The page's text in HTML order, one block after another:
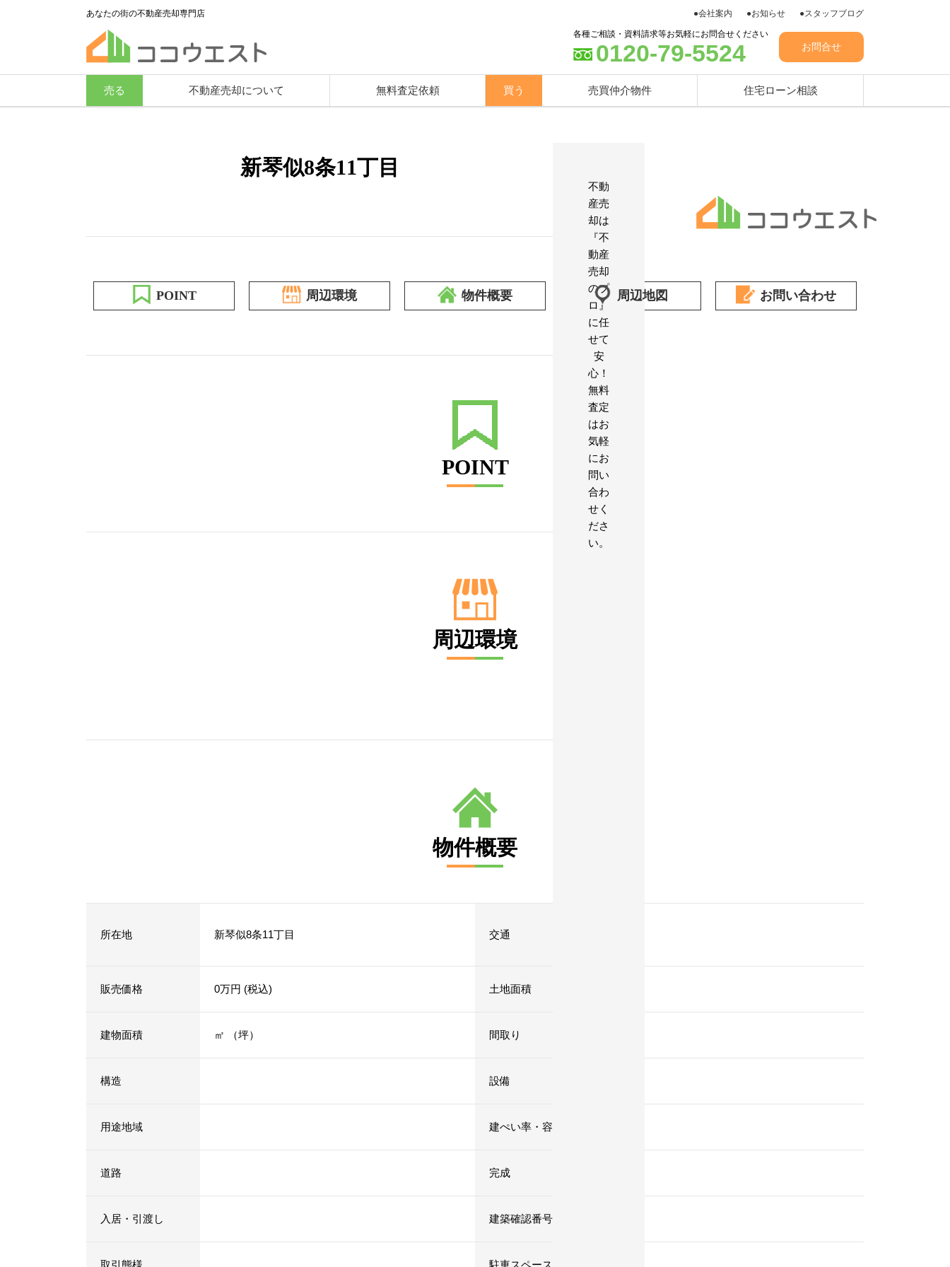
あなたの街の不動産売却専門店 ●会社案内 ●お知らせ ●スタッフブログ
各種ご相談・資料請求等お気軽にお問合せください
0120-79-5524 お問合せ
売る 不動産売却について 無料査定依頼 買う 売買仲介物件 住宅ローン相談
新琴似8条11丁目
POINT 周辺環境 物件概要 周辺地図 お問い合わせ
POINT
周辺環境
物件概要
所在地 新琴似8条11丁目 交通
販売価格 0万円 (税込) 土地面積
建物面積 ㎡ （坪） 間取り
構造 設備
用途地域 建ぺい率・容積率
道路 完成
入居・引渡し 建築確認番号
不動
産売
却は
『不
動産
売却
のプ
ロ』
に任
せて
安
心！
無料
査定
はお
気軽
にお
問い
合わ
せく
ださ
い。